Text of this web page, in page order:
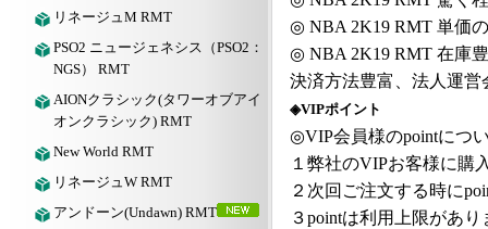
リネージュM RMT
PSO2 ニュージェネシス（PSO2：
NGS） RMT
AIONクラシック(タワーオブアイ
オンクラシック) RMT
New World RMT
リネージュW RMT
アンドーン(Undawn) RMT
◎ NBA 2K19 RMT 単価
◎ NBA 2K19 RMT 在庫
決済方法豊富、法人運
◈VIPポイント
◎VIP会員様のpointにつ
１弊社のVIPお客様に購
２次回ご注文する時に
３pointは利用上限があ